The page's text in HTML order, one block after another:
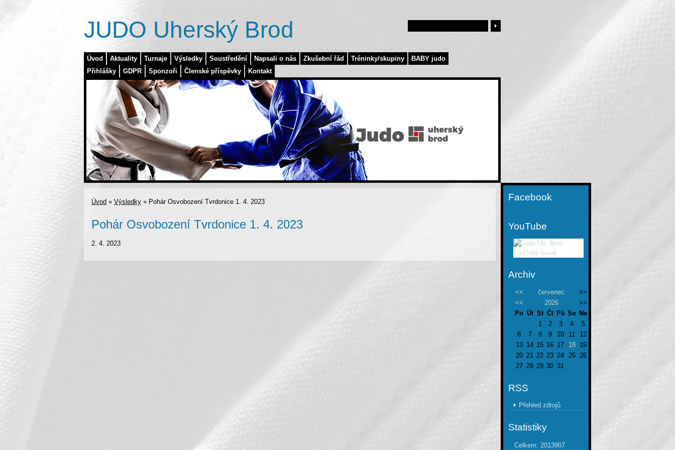
Úvod Aktuality Turnaje Výsledky Soustředění Napsali o nás Zkušební řád Tréninky/skupiny
BABY judo
Přihlášky
GDPR Sponzoři Členské příspěvky Kontakt
JUDO Uherský Brod
Úvod » Výsledky » Pohár Osvobození Tvrdonice 1. 4. 2023
Pohár Osvobození Tvrdonice 1. 4. 2023
2. 4. 2023
Facebook
YouTube
Archiv
<< červenec
>>
<<
2026
>>
Po Út St Čt Pá So Ne
1
2 3 4
5
6
7 8 9 10 11
12
13 14 15 16 17 18
19
20 21 22 23 24 25 26
27 28 29 30 31
RSS
Přehled zdrojů
Statistiky
Celkem: 2013907